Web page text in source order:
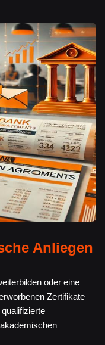
Anliegen
oder eine
Zertifikate